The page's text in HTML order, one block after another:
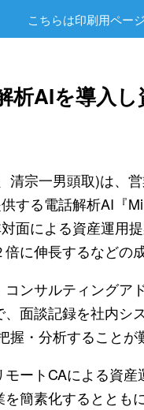
こちらは印刷用ページ
析AIを導入
清宗一男頭取)は、
する電話解析AI『
面による資産運用
に伸長するなどの
ンサルティングア
面談記録を社内シ
握・分析することが
ートCAによる資
簡素化するととも